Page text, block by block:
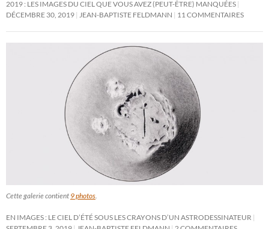
2019 : LES IMAGES DU CIEL QUE VOUS AVEZ (PEUT-ÊTRE) MANQUÉES
DÉCEMBRE 30, 2019
JEAN-BAPTISTE FELDMANN 11 COMMENTAIRES
Cette galerie contient 9 photos
EN IMAGES : LE CIEL D’ÉTÉ SOUS LES CRAYONS D’UN ASTRODESSINATEUR